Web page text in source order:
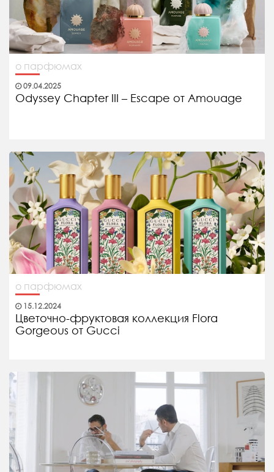
о парфюмах
09.04.2025
Odyssey Chapter III – Escape от Amouage
о парфюмах
15.12.2024
Цветочно-фруктовая коллекция Flora
Gorgeous от Gucci